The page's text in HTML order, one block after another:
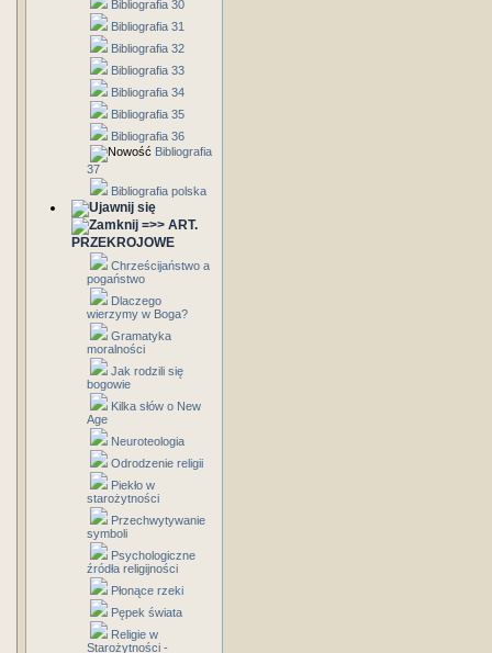
Bibliografia 30
Bibliografia 31
Bibliografia 32
Bibliografia 33
Bibliografia 34
Bibliografia 35
Bibliografia 36
Bibliografia
37
Bibliografia polska
=>> ART.
PRZEKROJOWE
Chrześcijaństwo a
pogaństwo
Dlaczego
wierzymy w Boga?
Gramatyka
moralności
Jak rodzili się
bogowie
Kilka słów o New
Age
Neuroteologia
Odrodzenie religii
Piekło w
starożytności
Przechwytywanie
symboli
Psychologiczne
źródła religijności
Płonące rzeki
Pępek świata
Religie w
Starożytności -